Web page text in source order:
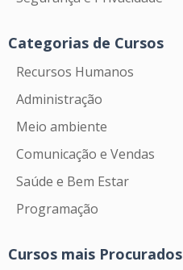
Categorias de Cursos
Recursos Humanos
Administração
Meio ambiente
Comunicação e Vendas
Saúde e Bem Estar
Programação
Cursos mais Procurados